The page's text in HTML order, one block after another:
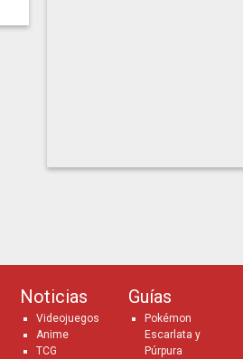
Noticias
Videojuegos
Anime
TCG
Guías
Pokémon
Escarlata y
Púrpura